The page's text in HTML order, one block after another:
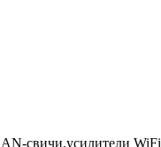
свичи,усилители WiFi